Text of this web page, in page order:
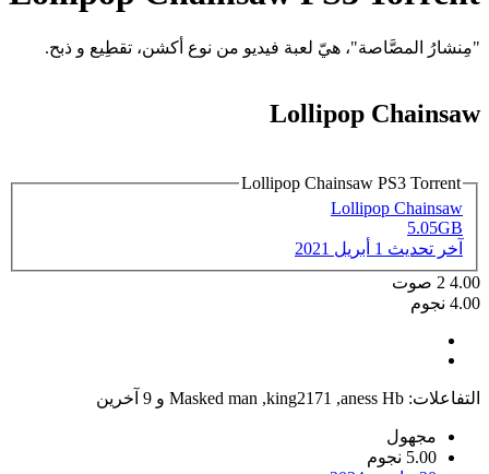
"مِنشارُ المصَّاصة"، هيّ لعبة فيديو من نوع أكشن، تقطِيع و ذبح.
Lollipop Chainsaw
Lollipop Chainsaw PS3 Torrent
Lollipop Chainsaw
5.05GB
آخر تحديث 1 أبريل 2021
4.00
2 صوت
4.00 نجوم
التفاعلات: aness Hb
,
king2171
,
Masked man و 9 آخرين
مجهول
5.00 نجوم